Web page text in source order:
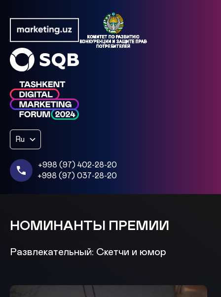
Ru
+998 (97) 402-28-20
+998 (97) 037-28-20
НОМИНАНТЫ ПРЕМИИ
Развлекательный: Скетчи и юмор